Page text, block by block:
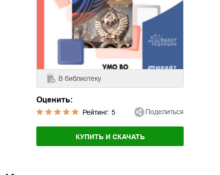
В библиотеку
Оценить:
Рейтинг: 5 Поделиться
КУПИТЬ И СКАЧАТЬ